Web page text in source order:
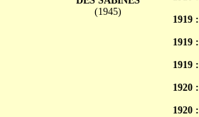
(1945)
1919 :
1919 :
1919 :
1920 :
1920 :